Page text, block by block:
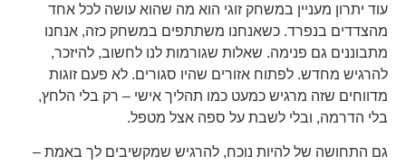
עוד יתרון מעניין במשחק זוגי הוא מה שהוא עושה לכל אחד
מהצדדים בנפרד. כשאנחנו משתתפים במשחק כזה, אנחנו
מתבוננים גם פנימה. שאלות שגורמות לנו לחשוב, להיזכר,
להרגיש מחדש. לפתוח אזורים שהיו סגורים. לא פעם זוגות
מדווחים שזה מרגיש כמעט כמו תהליך אישי – רק בלי הלחץ,
בלי הדרמה, ובלי לשבת על ספה אצל מטפל.
גם התחושה של להיות נוכח, להרגיש שמקשיבים לך באמת –